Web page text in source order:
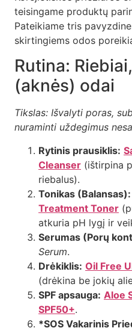
teisingame produktų
Pateikiame tris
skirtingiems odos
Rutina:
(aknės) odai
Tikslas: Išvalyti poras,
nuraminti uždegimus
Rytinis prausiklis:
Cleanser (ištirpina
riebalus).
Tonikas (Balansas):
Treatment Toner
atkuria pH lygį ir
Serumas (Porų
Serum.
Drėkiklis: Oil Free
(drėkina be jokių
SPF apsauga: Aloe
SPF50+.
*SOS Vakarinis